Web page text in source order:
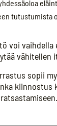
tutustumista
voi
vähitellen
sopii
kiinnostus